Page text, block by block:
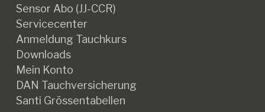
Sensor Abo (JJ-CCR)
Servicecenter
Anmeldung Tauchkurs
Downloads
Mein Konto
DAN Tauchversicherung
Santi Grössentabellen